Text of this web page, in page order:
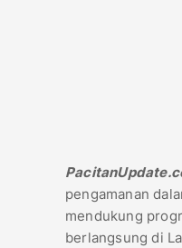
pengamanan
mendukung
berlangsung di